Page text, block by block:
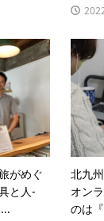
がめぐ
と人-
北九
オン
のは